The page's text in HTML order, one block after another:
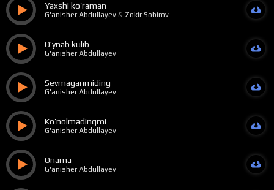
Yaxshi ko’raman
G'anisher Abdullayev& Zokir Sobirov
O’ynab kulib
G'anisher Abdullayev
Sevmaganmiding
G'anisher Abdullayev
Ko’nolmadingmi
G'anisher Abdullayev
Onama
G'anisher Abdullayev